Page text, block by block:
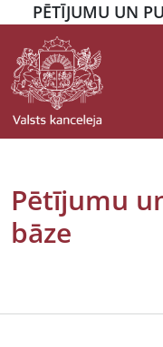
PĒTĪJUMU UN
Pētījumu
bāze